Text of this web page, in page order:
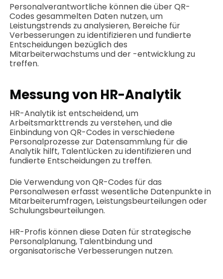
Personalverantwortliche können die über QR-
Codes gesammelten Daten nutzen, um
Leistungstrends zu analysieren, Bereiche für
Verbesserungen zu identifizieren und fundierte
Entscheidungen bezüglich des
Mitarbeiterwachstums und der -entwicklung zu
treffen.
Messung von HR-Analytik
HR-Analytik ist entscheidend, um
Arbeitsmarkttrends zu verstehen, und die
Einbindung von QR-Codes in verschiedene
Personalprozesse zur Datensammlung für die
Analytik hilft, Talentlücken zu identifizieren und
fundierte Entscheidungen zu treffen.
Die Verwendung von QR-Codes für das
Personalwesen erfasst wesentliche Datenpunkte in
Mitarbeiterumfragen, Leistungsbeurteilungen oder
Schulungsbeurteilungen.
HR-Profis können diese Daten für strategische
Personalplanung, Talentbindung und
organisatorische Verbesserungen nutzen.